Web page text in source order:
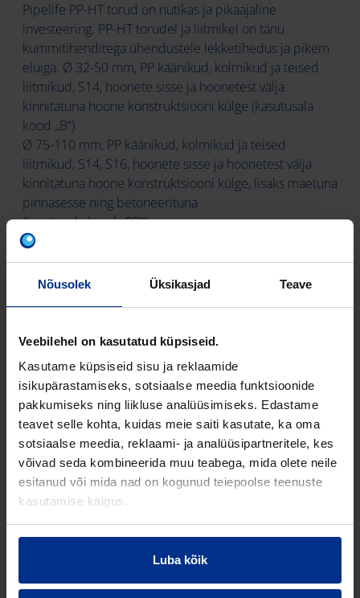
Nõusolek Üksikasjad Teave
Veebilehel on kasutatud küpsiseid.
Kasutame küpsiseid sisu ja reklaamide
isikupärastamiseks, sotsiaalse meedia funktsioonide
pakkumiseks ning liikluse analüüsimiseks. Edastame
teavet selle kohta, kuidas meie saiti kasutate, ka oma
sotsiaalse meedia, reklaami- ja analüüsipartneritele, kes
võivad seda kombineerida muu teabega, mida olete neile
esitanud või mida nad on kogunud teiepoolse teenuste
kasutamise käigus.
Luba kõik
Pipelife PP-HT torud on nutikas ja pikaajaline
investeering. PP-HT torudel ja liitmikel on tänu
kummitihenditega ühendustele lekketihedus ja pikem
eluiga. Ø 32-50 mm, PP käänikud, kolmikud ja teised
liitmikud, S14, hoonete sisse ja hoonetest välja
kinnitatuna hoone konstruktsiooni külge (kasutusala
kood „B“)
Ø 75-110 mm, PP käänikud, kolmikud ja teised
liitmikud, S14, S16, hoonete sisse ja hoonetest välja
kinnitatuna hoone konstruktsiooni külge, lisaks maetuna
pinnasesse ning betoneerituna
(kasutusala kood „BD“).
Ø 75-110 mm, PP käänikud, kolmikud ja teised
liitmikud, S20, hoonete sisse ja hoonetest välja
kinnitatuna hoone konstruktsiooni külge (kasutusala
TOOTED
Tootekood Toote nimi
PUHASTUSKOLMIK